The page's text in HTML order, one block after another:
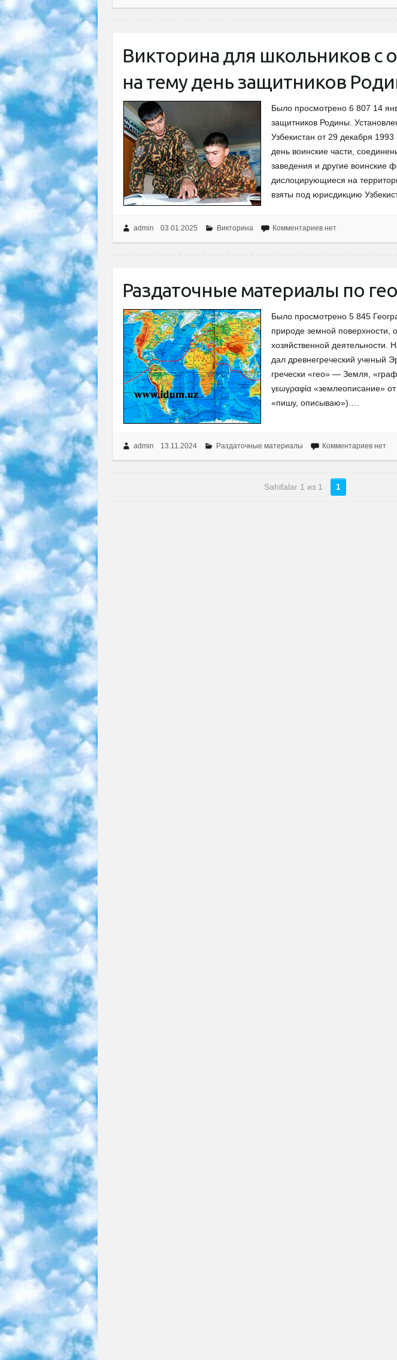
Викторина для школьников с
на тему день защитников
Было просмотрено 6 807 14
защитников Родины.
Узбекистан от 29 декабря 1993
день воинские части,
заведения и другие воинские
дислоцирующиеся на
взяты под юрисдикцию
admin 03.01.2025 Викторина Комментариев нет
Раздаточные материалы по
Было просмотрено 5 845
природе земной поверхности,
хозяйственной деятельности.
дал древнегреческий ученый
гречески «гео» — Земля,
γεωγραφία «землеописание»
«пишу, описываю»).…
admin 13.11.2024 Раздаточные материалы Комментариев нет
Sahifalar 1 из 1 1